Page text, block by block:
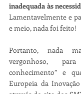
inadequada às
Lamentavelmente e
e meio, nada foi feito!
Portanto, nada
vergonhoso,
conhecimento” e
Europeia da